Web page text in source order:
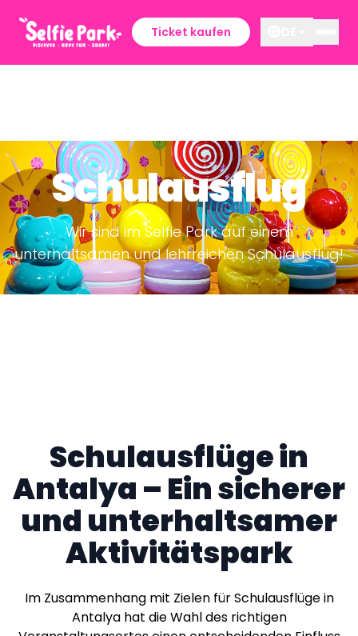
Ticket kaufen
Schulausflug
Wir sind im Selfie Park auf einem
unterhaltsamen und lehrreichen Schulausflug!
Schulausflüge in
Antalya – Ein sicherer
und unterhaltsamer
Aktivitätspark
Im Zusammenhang mit Zielen für Schulausflüge in
Antalya hat die Wahl des richtigen